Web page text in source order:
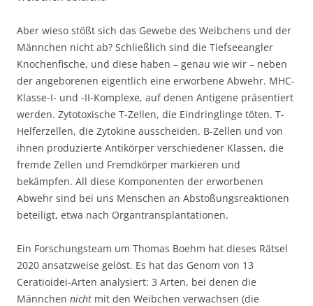
Aber wieso stößt sich das Gewebe des Weibchens und der
Männchen nicht ab? Schließlich sind die Tiefseeangler
Knochenfische, und diese haben – genau wie wir – neben
der angeborenen eigentlich eine erworbene Abwehr. MHC-
Klasse-I- und -II-Komplexe, auf denen Antigene präsentiert
werden. Zytotoxische T-Zellen, die Eindringlinge töten. T-
Helferzellen, die Zytokine ausscheiden. B-Zellen und von
ihnen produzierte Antikörper verschiedener Klassen, die
fremde Zellen und Fremdkörper markieren und
bekämpfen. All diese Komponenten der erworbenen
Abwehr sind bei uns Menschen an Abstoßungsreaktionen
beteiligt, etwa nach Organtransplantationen.
Ein Forschungsteam um Thomas Boehm hat dieses Rätsel
2020 ansatzweise gelöst. Es hat das Genom von 13
Ceratioidei-Arten analysiert: 3 Arten, bei denen die
Männchen nicht mit den Weibchen verwachsen (die